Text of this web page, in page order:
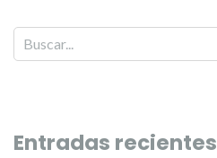
Entradas recientes